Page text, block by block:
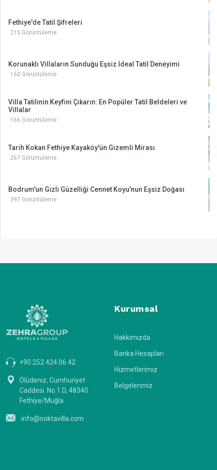
Fethiye'de Tatil Şifreleri
215 Görüntüleme
Korunaklı Villaların Sunduğu Eşsiz İdeal Tatil Deneyimi
160 Görüntüleme
Villa Tatilinin Keyfini Çıkarın: En Popüler Tatil Beldeleri ve
Villalar
166 Görüntüleme
Tarih Kokan Fethiye Kayaköy'ün Gizemli Mirası
267 Görüntüleme
Bodrum'un Gizli Güzelliği Cennet Koyu'nun Eşsiz Doğası
397 Görüntüleme
+90 252 424 06 42
Ölüdeniz, Cumhuriyet
Caddesi. No:1 D, 48340
Fethiye/Muğla
info@noktavilla.com
Kurumsal
Hakkımızda
Banka Hesapları
Hizmetlerimiz
Belgelerimiz